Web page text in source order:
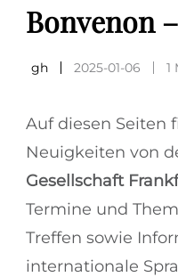
Bonvenon
gh 2025-01-06 1
Auf diesen Seiten
Neuigkeiten von
Gesellschaft
Termine und
Treffen sowie
internationale